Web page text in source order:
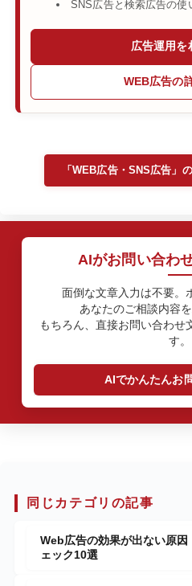
SNS広告と検索広告の使
広告運用を
WEB広告の
「WEB広告・SNS広告」
AIがお問い合わ
面倒な文章入力は不要。
あなたのご相談内容
もちろん、直接お問い合わせ
す。
AIでかんたんお
同じカテゴリの記事
Web広告の効果が出ない原
ェック10選